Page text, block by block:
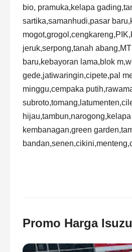
Promo Harga Isuzu